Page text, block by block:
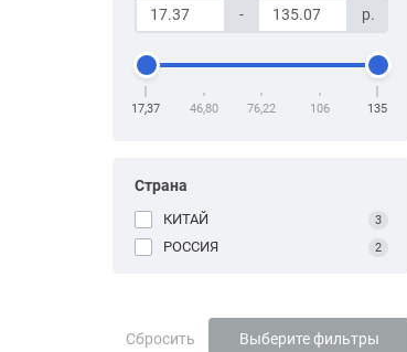
- р.
17,37 46,80 76,22 106 135
Страна
КИТАЙ 3
РОССИЯ 2
Сбросить Выберите фильтры